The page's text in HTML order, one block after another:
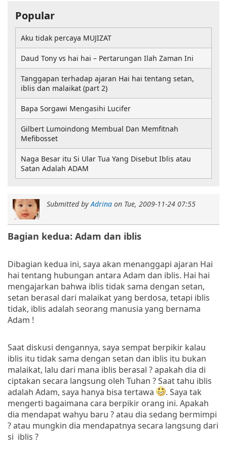
Submitted byAdrina on Tue, 2009-11-24 07:55
Bagian kedua: Adam dan iblis
Dibagian kedua ini, saya akan menanggapi ajaran Hai
hai tentang hubungan antara Adam dan iblis. Hai hai
mengajarkan bahwa iblis tidak sama dengan setan,
setan berasal dari malaikat yang berdosa, tetapi iblis
tidak, iblis adalah seorang manusia yang bernama
Adam !
Saat diskusi dengannya, saya sempat berpikir kalau
iblis itu tidak sama dengan setan dan iblis itu bukan
malaikat, lalu dari mana iblis berasal ? apakah dia di
ciptakan secara langsung oleh Tuhan ? Saat tahu iblis
adalah Adam, saya hanya bisa tertawa
. Saya tak
mengerti bagaimana cara berpikir orang ini. Apakah
dia mendapat wahyu baru ? atau dia sedang bermimpi
? atau mungkin dia mendapatnya secara langsung dari
si iblis ?
Popular
Aku tidak percaya MUJIZAT
Daud Tony vs hai hai – Pertarungan Ilah Zaman Ini
Tanggapan terhadap ajaran Hai hai tentang setan,
iblis dan malaikat (part 2)
Bapa Sorgawi Mengasihi Lucifer
Gilbert Lumoindong Membual Dan Memfitnah
Mefibosset
Naga Besar itu Si Ular Tua Yang Disebut Iblis atau
Satan Adalah ADAM